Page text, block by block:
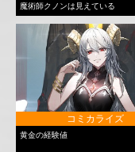
魔術師クノンは見えている
コミカライズ
黄金の経験値